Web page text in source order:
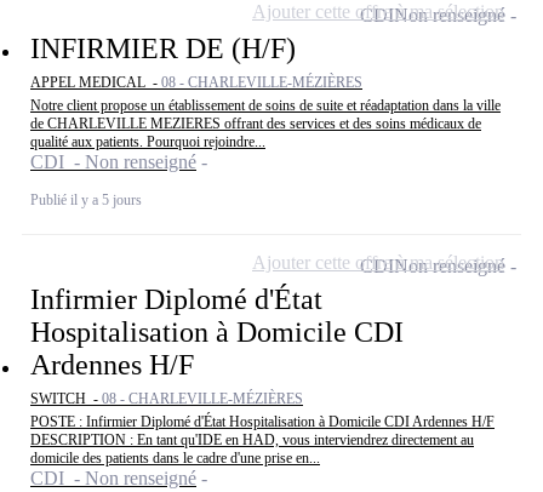
INFIRMIER DE (H/F)
APPEL MEDICAL - 08 - CHARLEVILLE-MÉZIÈRES
Notre client propose un établissement de soins de suite et réadaptation dans la ville
de CHARLEVILLE MEZIERES offrant des services et des soins médicaux de
qualité aux patients. Pourquoi rejoindre...
CDI - Non renseigné
Publié il y a 5 jours
CDINon renseigné
Ajouter cette offre à ma sélection
Infirmier Diplomé d'État
Hospitalisation à Domicile CDI
Ardennes H/F
SWITCH - 08 - CHARLEVILLE-MÉZIÈRES
POSTE : Infirmier Diplomé d'État Hospitalisation à Domicile CDI Ardennes H/F
DESCRIPTION : En tant qu'IDE en HAD, vous interviendrez directement au
domicile des patients dans le cadre d'une prise en...
CDI - Non renseigné
CDINon renseigné
Ajouter cette offre à ma sélection